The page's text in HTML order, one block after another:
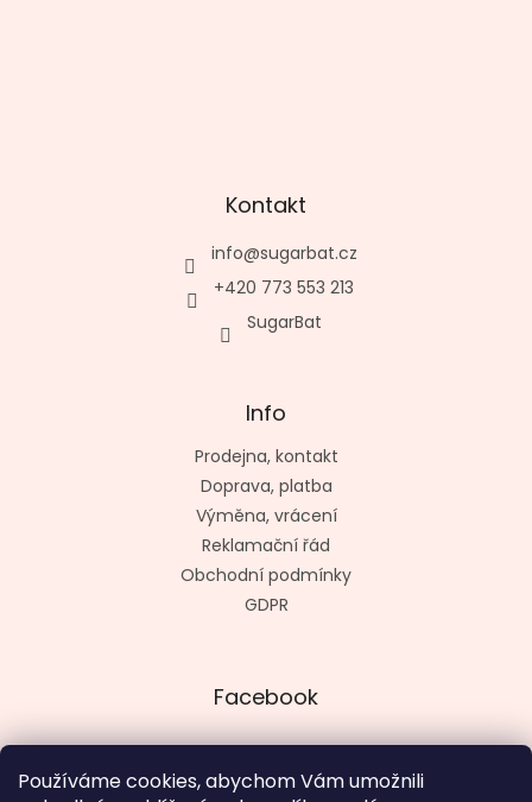
Používáme cookies, abychom Vám umožnili
Kontakt
info@sugarbat.cz
+420 773 553 213
SugarBat
Info
Prodejna, kontakt
Doprava, platba
Výměna, vrácení
Reklamační řád
Obchodní podmínky
GDPR
Facebook